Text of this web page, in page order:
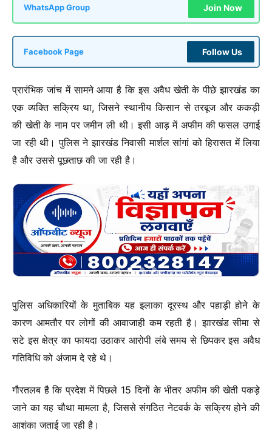
WhatsApp Group Join Now
Facebook Page Follow Us
प्रारंभिक जांच में सामने आया है कि इस अवैध खेती के पीछे झारखंड का
एक व्यक्ति सक्रिय था, जिसने स्थानीय किसान से तरबूज और ककड़ी
की खेती के नाम पर जमीन ली थी। इसी आड़ में अफीम की फसल उगाई
जा रही थी। पुलिस ने झारखंड निवासी मार्शल सांगां को हिरासत में लिया
है और उससे पूछताछ की जा रही है।
पुलिस अधिकारियों के मुताबिक यह इलाका दूरस्थ और पहाड़ी होने के
कारण आमतौर पर लोगों की आवाजाही कम रहती है। झारखंड सीमा से
सटे इस क्षेत्र का फायदा उठाकर आरोपी लंबे समय से छिपकर इस अवैध
गतिविधि को अंजाम दे रहे थे।
गौरतलब है कि प्रदेश में पिछले 15 दिनों के भीतर अफीम की खेती पकड़े
जाने का यह चौथा मामला है, जिससे संगठित नेटवर्क के सक्रिय होने की
आशंका जताई जा रही है।